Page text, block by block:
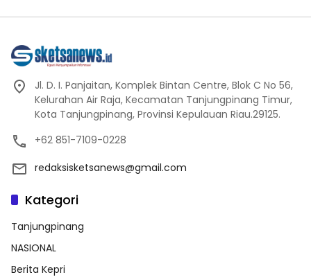
Jl. D. I. Panjaitan, Komplek Bintan Centre, Blok C No 56,
Kelurahan Air Raja, Kecamatan Tanjungpinang Timur,
Kota Tanjungpinang, Provinsi Kepulauan Riau.29125.
+62 851-7109-0228
redaksisketsanews@gmail.com
Kategori
Tanjungpinang
NASIONAL
Berita Kepri